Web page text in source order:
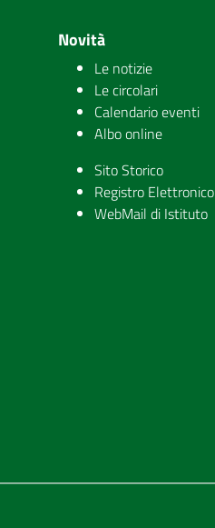
Novità
Le notizie
Le circolari
Calendario eventi
Albo online
Sito Storico
Registro Elettronico
WebMail di Istituto